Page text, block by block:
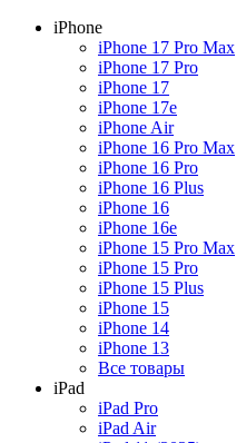
iPhone
iPhone 17 Pro Max
iPhone 17 Pro
iPhone 17
iPhone 17e
iPhone Air
iPhone 16 Pro Max
iPhone 16 Pro
iPhone 16 Plus
iPhone 16
iPhone 16e
iPhone 15 Pro Max
iPhone 15 Pro
iPhone 15 Plus
iPhone 15
iPhone 14
iPhone 13
Все товары
iPad
iPad Pro
iPad Air